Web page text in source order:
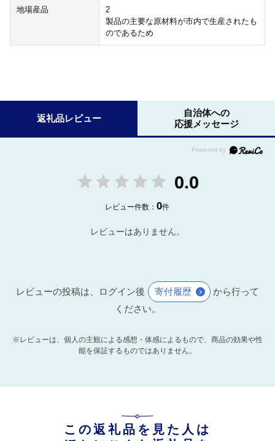
地場産品
2
製品の主要な原材料が市内で生産されたも
のであるため
返礼品レビュー
自治体への
応援メッセージ
0.0
レビュー件数：0件
レビューはありません。
レビューの投稿は、ログイン後 寄付履歴
から行って
ください。
※レビューは、個人の主観による感想・体感によるもので、商品の効果や性
能を保証するものではありません。
この返礼品を見た人は